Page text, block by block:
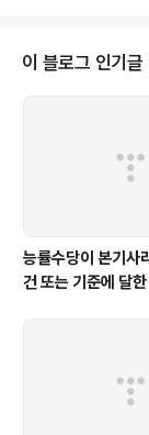
및 ② 층수가 11층 미만
물의 경우(지하부분이
이 블로그 인기글
능률수당이 본기사
건 또는 기준에 달